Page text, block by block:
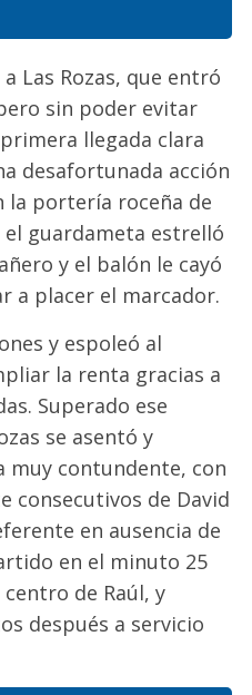
Las Rozas, que entró
sin poder evitar
llegada clara
desafortunada acción
la portería roceña de
el guardameta estrelló
y el balón le cayó
a placer el marcador.
y espoleó al
la renta gracias a
Superado ese
se asentó y
muy contundente, con
consecutivos de David
en ausencia de
en el minuto 25
de Raúl, y
después a servicio